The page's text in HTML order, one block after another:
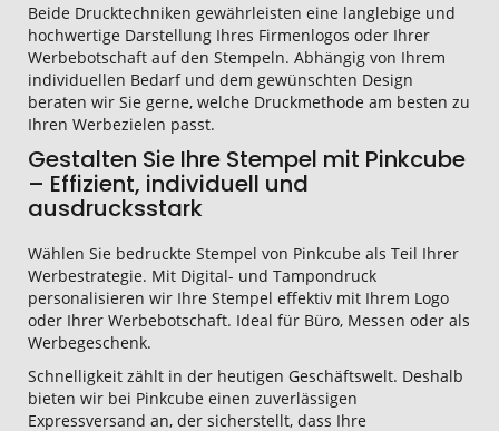
Beide Drucktechniken gewährleisten eine langlebige und
hochwertige Darstellung Ihres Firmenlogos oder Ihrer
Werbebotschaft auf den Stempeln. Abhängig von Ihrem
individuellen Bedarf und dem gewünschten Design
beraten wir Sie gerne, welche Druckmethode am besten zu
Ihren Werbezielen passt.
Gestalten Sie Ihre Stempel mit Pinkcube
– Effizient, individuell und
ausdrucksstark
Wählen Sie bedruckte Stempel von Pinkcube als Teil Ihrer
Werbestrategie. Mit Digital- und Tampondruck
personalisieren wir Ihre Stempel effektiv mit Ihrem Logo
oder Ihrer Werbebotschaft. Ideal für Büro, Messen oder als
Werbegeschenk.
Schnelligkeit zählt in der heutigen Geschäftswelt. Deshalb
bieten wir bei Pinkcube einen zuverlässigen
Expressversand an, der sicherstellt, dass Ihre